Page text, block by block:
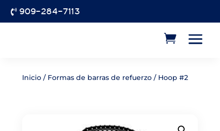
 909-284-7113
Inicio/ Formas de barras de refuerzo/ Hoop #2